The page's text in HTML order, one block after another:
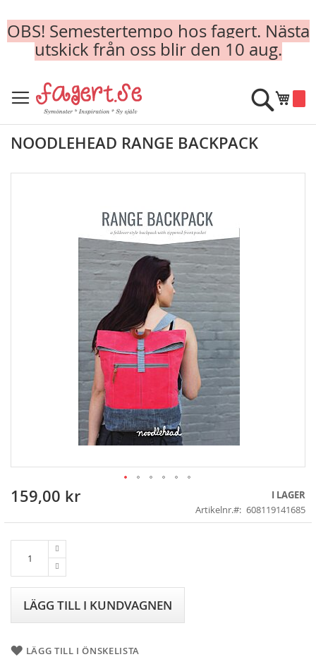
OBS! Semestertempo hos fagert. Nästa
utskick från oss blir den 10 aug.
to
Content
Min
Sök
NOODLEHEAD RANGE BACKPACK
Skip
the
159,00 kr
I LAGER
Artikelnr.
608119141685
LÄGG TILL I KUNDVAGNEN
LÄGG TILL I ÖNSKELISTA